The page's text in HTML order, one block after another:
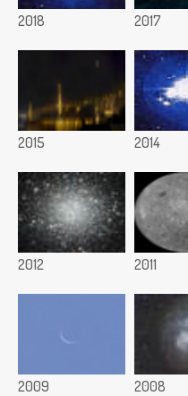
2018 2017
2015 2014
2012 2011
2009 2008